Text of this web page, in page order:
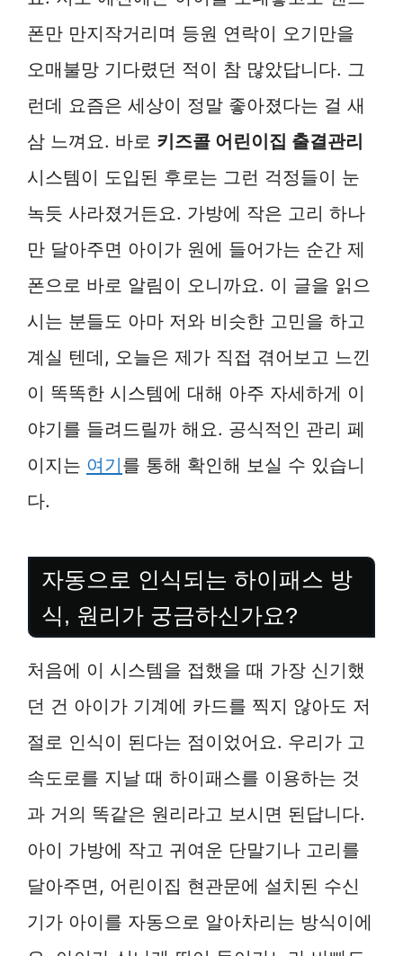
폰만 만지작거리며 등원 연락이 오기만을
오매불망 기다렸던 적이 참 많았답니다. 그
런데 요즘은 세상이 정말 좋아졌다는 걸 새
삼 느껴요. 바로 키즈콜 어린이집 출결관리
시스템이 도입된 후로는 그런 걱정들이 눈
녹듯 사라졌거든요. 가방에 작은 고리 하나
만 달아주면 아이가 원에 들어가는 순간 제
폰으로 바로 알림이 오니까요. 이 글을 읽으
시는 분들도 아마 저와 비슷한 고민을 하고
계실 텐데, 오늘은 제가 직접 겪어보고 느낀
이 똑똑한 시스템에 대해 아주 자세하게 이
야기를 들려드릴까 해요. 공식적인 관리 페
이지는 여기를 통해 확인해 보실 수 있습니
다.
자동으로 인식되는 하이패스 방
식, 원리가 궁금하신가요?
처음에 이 시스템을 접했을 때 가장 신기했
던 건 아이가 기계에 카드를 찍지 않아도 저
절로 인식이 된다는 점이었어요. 우리가 고
속도로를 지날 때 하이패스를 이용하는 것
과 거의 똑같은 원리라고 보시면 된답니다.
아이 가방에 작고 귀여운 단말기나 고리를
달아주면, 어린이집 현관문에 설치된 수신
기가 아이를 자동으로 알아차리는 방식이에